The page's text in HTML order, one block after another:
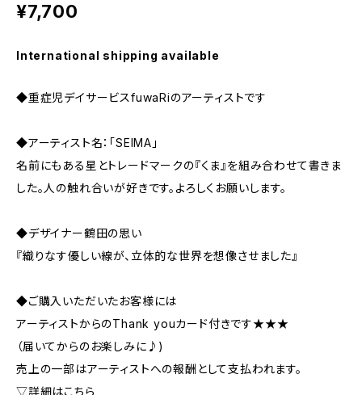
¥7,700
International shipping available
◆重症児デイサービスfuwaRiのアーティストです
◆アーティスト名：「SEIMA」
名前にもある星とトレードマークの『くま』を組み合わせて書きま
した。人の触れ合いが好きです。よろしくお願いします。
◆デザイナー鶴田の思い
『織りなす優しい線が、立体的な世界を想像させました』
◆ご購入いただいたお客様には
アーティストからのThank youカード付きです★★★
（届いてからのお楽しみに♪)
売上の一部はアーティストへの報酬として支払われます。
▽詳細はこちら